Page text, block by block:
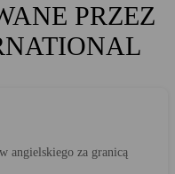
PRZEZ
angielskiego za granicą